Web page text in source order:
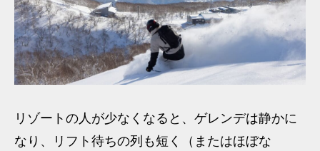
リゾートの人が少なくなると、ゲレンデは静かに
なり、リフト待ちの列も短く（またはほぼな